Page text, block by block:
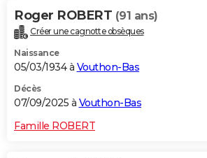
Alimentation
Guide de la santé
Maladies
Médicaments
Sommeil
VOYAGE
Destinations
City break
Voyage nature
Voyage de noces
Forum
Climat
+PHOTO
GUIDES D'ACHAT
BONS PLANS
CARTE DE VOEUX
Roger ROBERT (91 ans)
Créer une cagnotte obsèques
Naissance
05/03/1934 à Vouthon-Bas
Décès
07/09/2025 à Vouthon-Bas
Famille ROBERT